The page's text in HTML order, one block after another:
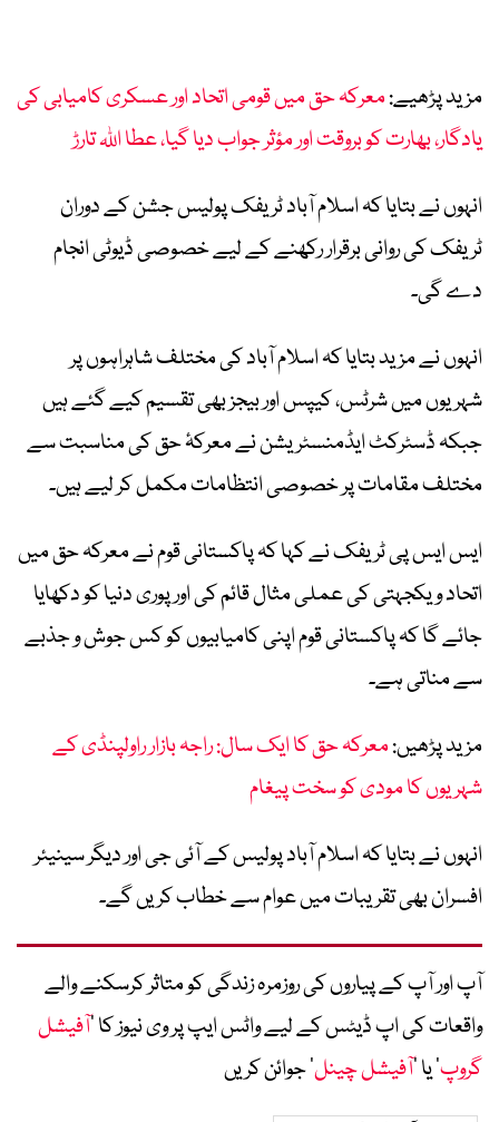
مزید پڑھیے:معرکہ حق میں قومی اتحاد اور عسکری کامیابی کی
یادگار، بھارت کو بروقت اور مؤثر جواب دیا گیا، عطا اللہ تارڑ
انہوں نے بتایا کہ اسلام آباد ٹریفک پولیس جشن کے دوران
ٹریفک کی روانی برقرار رکھنے کے لیے خصوصی ڈیوٹی انجام
دے گی۔
انہوں نے مزید بتایا کہ اسلام آباد کی مختلف شاہراہوں پر
شہریوں میں شرٹس، کیپس اور بیجز بھی تقسیم کیے گئے ہیں
جبکہ ڈسٹرکٹ ایڈمنسٹریشن نے معرکۂ حق کی مناسبت سے
مختلف مقامات پر خصوصی انتظامات مکمل کر لیے ہیں۔
ایس ایس پی ٹریفک نے کہا کہ پاکستانی قوم نے معرکہ حق میں
اتحاد و یکجہتی کی عملی مثال قائم کی اور پوری دنیا کو دکھایا
جائے گا کہ پاکستانی قوم اپنی کامیابیوں کو کس جوش و جذبے
سے مناتی ہے۔
مزید پڑھیں:معرکہ حق کا ایک سال: راجہ بازار راولپنڈی کے
شہریوں کا مودی کو سخت پیغام
انہوں نے بتایا کہ اسلام آباد پولیس کے آئی جی اور دیگر سینیئر
افسران بھی تقریبات میں عوام سے خطاب کریں گے۔
آپ اور آپ کے پیاروں کی روزمرہ زندگی کو متاثر کرسکنے والے
واقعات کی اپ ڈیٹس کے لیے واٹس ایپ پر وی نیوز کا ’آفیشل
گروپ‘ یا ’آفیشل چینل‘ جوائن کریں